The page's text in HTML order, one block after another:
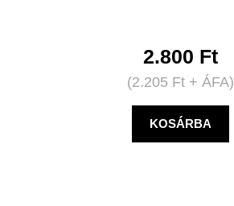
2.800 Ft
(2.205 Ft+ ÁFA)
KOSÁRBA